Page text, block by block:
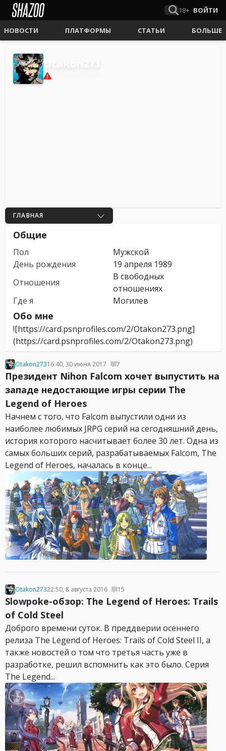
18+ ВОЙТИ
НОВОСТИ ПЛАТФОРМЫ СТАТЬИ БОЛЬШЕ
ГЛАВНАЯ
Общие
Пол
Мужской
День рождения
19 апреля 1989
Отношения
В свободных
отношениях
Где я
Могилев
Обо мне
![https://card.psnprofiles.com/2/Otakon273.png]
(https://card.psnprofiles.com/2/Otakon273.png)
Otakon27316:40, 30 июня 2017 7
Президент Nihon Falcom хочет выпустить на
западе недостающие игры серии The
Legend of Heroes
Начнем с того, что Falcom выпустили одни из
наиболее любимых JRPG серий на сегодняшний день,
история которого насчитывает более 30 лет. Одна из
самых больших серий, разрабатываемых Falcom, The
Legend of Heroes, началась в конце...
Otakon27322:50, 8 августа 2016 15
Slowpoke-обзор: The Legend of Heroes: Trails
of Cold Steel
Доброго времени суток. В преддверии осеннего
релиза The Legend of Heroes: Trails of Cold Steel II, а
также новостей о том что третья часть уже в
разработке, решил вспомнить как это было. Серия
The Legend...